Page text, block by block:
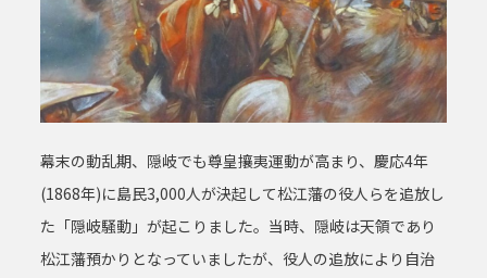
幕末の動乱期、隠岐でも尊皇攘夷運動が高まり、慶応4年
(1868年)に島民3,000人が決起して松江藩の役人らを追放し
た「隠岐騒動」が起こりました。当時、隠岐は天領であり
松江藩預かりとなっていましたが、役人の追放により自治